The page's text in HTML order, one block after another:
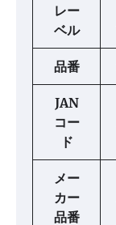
レー
ベル
品番
JAN
コー
ド
メー
カー
品番